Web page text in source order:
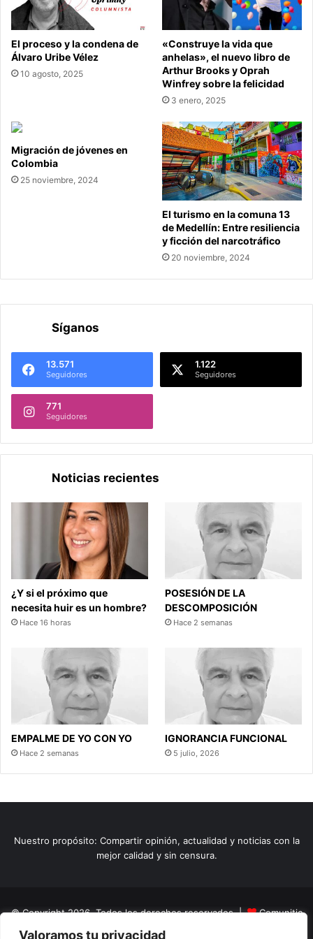
Valoramos tu privacidad
El proceso y la condena de
Álvaro Uribe Vélez
10 agosto, 2025
«Construye la vida que
anhelas», el nuevo libro de
Arthur Brooks y Oprah
Winfrey sobre la felicidad
3 enero, 2025
Migración de jóvenes en
Colombia
25 noviembre, 2024
El turismo en la comuna 13
de Medellín: Entre resiliencia
y ficción del narcotráfico
20 noviembre, 2024
Síganos
13.571
Seguidores
1.122
Seguidores
771
Seguidores
Noticias recientes
¿Y si el próximo que
necesita huir es un hombre?
Hace 16 horas
POSESIÓN DE LA
DESCOMPOSICIÓN
Hace 2 semanas
EMPALME DE YO CON YO
Hace 2 semanas
IGNORANCIA FUNCIONAL
5 julio, 2026
Nuestro propósito: Compartir opinión, actualidad y noticias con la
mejor calidad y sin censura.
© Copyright 2026, Todos los derechos reservados |
Comunitic
SAS BICNit 901228106